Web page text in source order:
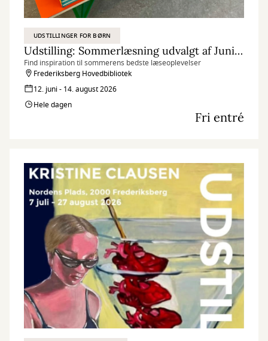
UDSTILLINGER FOR BØRN
Udstilling: Sommerlæsning udvalgt af Juniorpanelet
Find inspiration til sommerens bedste læseoplevelser
Frederiksberg Hovedbibliotek
12. juni - 14. august 2026
Hele dagen
Fri entré